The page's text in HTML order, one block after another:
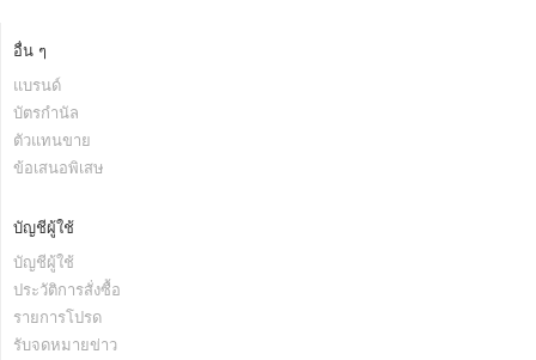
อื่น ๆ
แบรนด์
บัตรกำนัล
ตัวแทนขาย
ข้อเสนอพิเสษ
บัญชีผู้ใช้
บัญชีผู้ใช้
ประวัติการสั่งซื้อ
รายการโปรด
รับจดหมายข่าว